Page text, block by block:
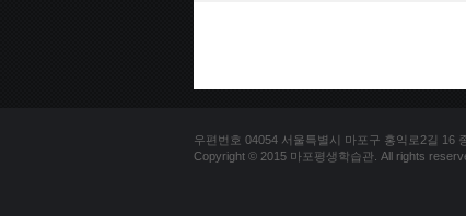
우편번호 04054 서울특별시 마포구 홍익로2길 16
Copyright © 2015 마포평생학습관. All rights